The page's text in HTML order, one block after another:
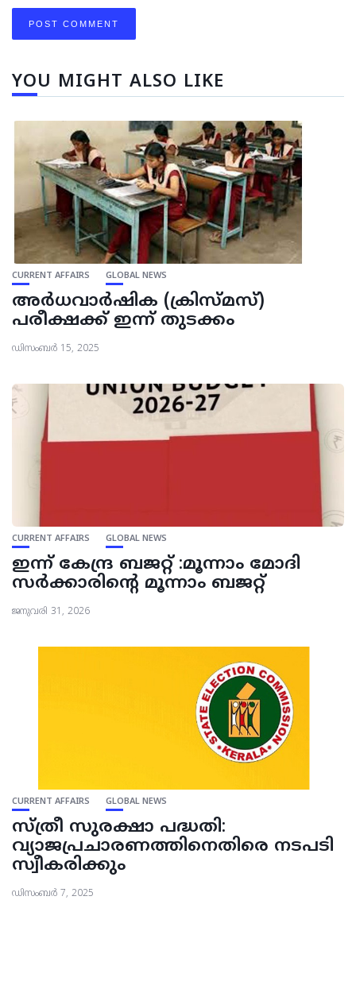
YOU MIGHT ALSO LIKE
CURRENT AFFAIRS GLOBAL NEWS
അർധവാർഷിക (ക്രിസ്‌മസ്‌)
പരീക്ഷക്ക്‌ ഇന്ന് തുടക്കം
ഡിസംബർ 15, 2025
CURRENT AFFAIRS GLOBAL NEWS
ഇന്ന് കേന്ദ്ര ബജറ്റ് :മൂന്നാം മോദി
സർക്കാരിന്റെ മൂന്നാം ബജറ്റ്
ജനുവരി 31, 2026
CURRENT AFFAIRS GLOBAL NEWS
സ്ത്രീ സുരക്ഷാ പദ്ധതി:
വ്യാജപ്രചാരണത്തിനെതിരെ നടപടി
സ്വീകരിക്കും
ഡിസംബർ 7, 2025